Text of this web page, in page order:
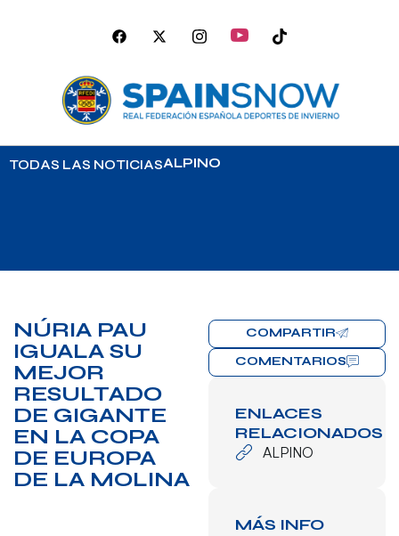
TODAS LAS NOTICIASALPINO
NÚRIA PAU
IGUALA SU
MEJOR
RESULTADO
DE GIGANTE
EN LA COPA
DE EUROPA
DE LA MOLINA
COMPARTIR
COMENTARIOS
ENLACES
RELACIONADOS
ALPINO
MÁS INFO